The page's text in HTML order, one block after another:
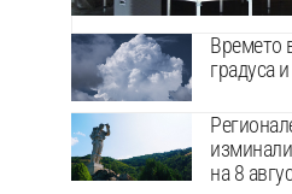
Времето
градуса
на 8